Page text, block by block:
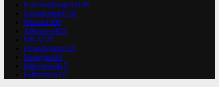
Kurzmeldungen2108
Nachrichten1578
Wissen1089
Allgemein821
M&A570
Finanzierung535
Strategie493
Interviews415
Fallstudien371